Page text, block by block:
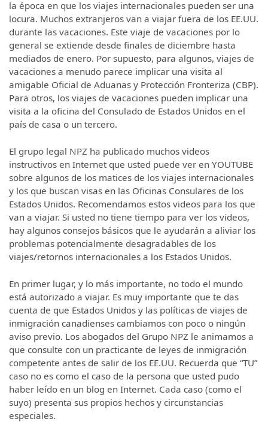
la época en que los viajes internacionales pueden ser una
locura. Muchos extranjeros van a viajar fuera de los EE.UU.
durante las vacaciones. Este viaje de vacaciones por lo
general se extiende desde finales de diciembre hasta
mediados de enero. Por supuesto, para algunos, viajes de
vacaciones a menudo parece implicar una visita al
amigable Oficial de Aduanas y Protección Fronteriza (CBP).
Para otros, los viajes de vacaciones pueden implicar una
visita a la oficina del Consulado de Estados Unidos en el
país de casa o un tercero.
El grupo legal NPZ ha publicado muchos videos
instructivos en Internet que usted puede ver en YOUTUBE
sobre algunos de los matices de los viajes internacionales
y los que buscan visas en las Oficinas Consulares de los
Estados Unidos. Recomendamos estos videos para los que
van a viajar. Si usted no tiene tiempo para ver los videos,
hay algunos consejos básicos que le ayudarán a aliviar los
problemas potencialmente desagradables de los
viajes/retornos internacionales a los Estados Unidos.
En primer lugar, y lo más importante, no todo el mundo
está autorizado a viajar. Es muy importante que te das
cuenta de que Estados Unidos y las políticas de viajes de
inmigración canadienses cambiamos con poco o ningún
aviso previo. Los abogados del Grupo NPZ le animamos a
que consulte con un practicante de leyes de inmigración
competente antes de salir de los EE.UU. Recuerda que “TU”
caso no es como el caso de la persona que usted pudo
haber leído en un blog en Internet. Cada caso (como el
suyo) presenta sus propios hechos y circunstancias
especiales.